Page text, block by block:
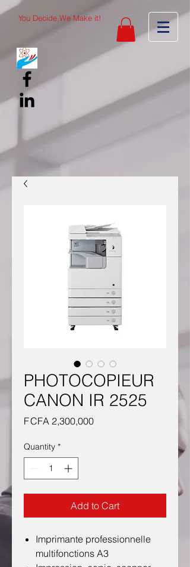
You Decide,We Make it!
PHOTOCOPIEUR
CANON IR 2525
F CFA 2,300,000Price
Quantity *
Add to Cart
Imprimante professionnelle
multifonctions A3